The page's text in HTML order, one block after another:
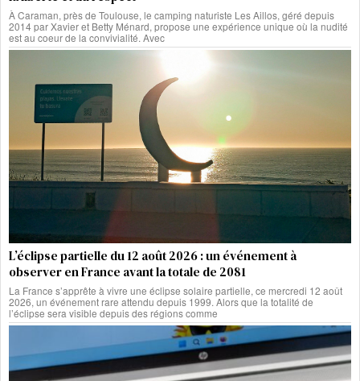
À Caraman, près de Toulouse, le camping naturiste Les Aillos, géré depuis
2014 par Xavier et Betty Ménard, propose une expérience unique où la nudité
est au coeur de la convivialité. Avec
L’éclipse partielle du 12 août 2026 : un événement à
observer en France avant la totale de 2081
La France s’apprête à vivre une éclipse solaire partielle, ce mercredi 12 août
2026, un événement rare attendu depuis 1999. Alors que la totalité de
l’éclipse sera visible depuis des régions comme